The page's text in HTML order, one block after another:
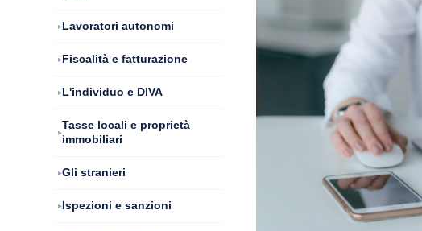
Lavoratori autonomi
Fiscalità e fatturazione
L'individuo e DIVA
Tasse locali e proprietà
immobiliari
Gli stranieri
Ispezioni e sanzioni